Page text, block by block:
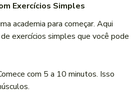
Exercícios Simples
academia para começar. Aqui
exercícios simples que você pode
com 5 a 10 minutos. Isso